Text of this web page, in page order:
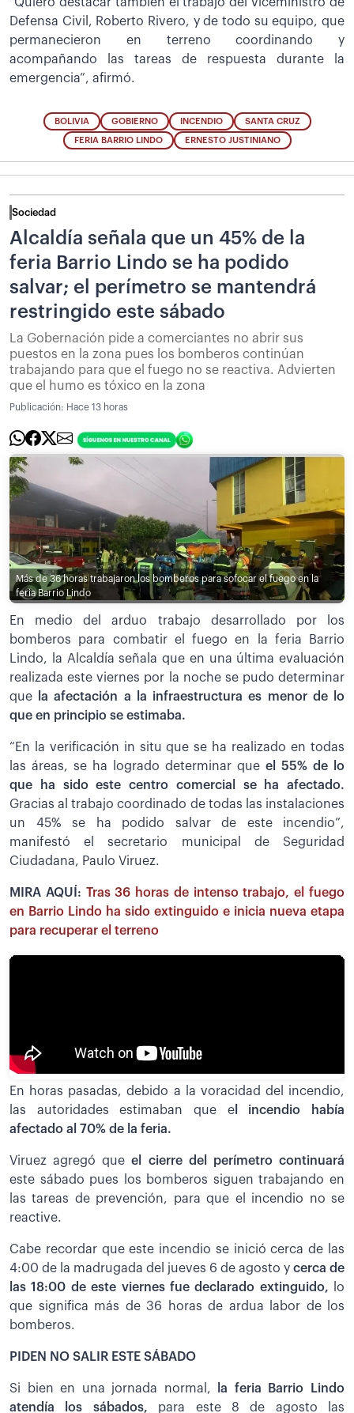
Defensa Civil, Roberto Rivero, y de todo su equipo, que
permanecieron en terreno coordinando y
acompañando las tareas de respuesta durante la
emergencia”, afirmó.
BOLIVIA GOBIERNO INCENDIO SANTA CRUZ
FERIA BARRIO LINDO ERNESTO JUSTINIANO
Sociedad
Alcaldía señala que un 45% de la
feria Barrio Lindo se ha podido
salvar; el perímetro se mantendrá
restringido este sábado
La Gobernación pide a comerciantes no abrir sus
puestos en la zona pues los bomberos continúan
trabajando para que el fuego no se reactiva. Advierten
que el humo es tóxico en la zona
Publicación: Hace 13 horas
Más de 36 horas trabajaron los bomberos para sofocar el fuego en la
feria Barrio Lindo
En medio del arduo trabajo desarrollado por los
bomberos para combatir el fuego en la feria Barrio
Lindo, la Alcaldía señala que en una última evaluación
realizada este viernes por la noche se pudo determinar
que
la afectación a la infraestructura es menor de lo
que en principio se estimaba.
“En la verificación in situ que se ha realizado en todas
las áreas, se ha logrado determinar que el 55% de lo
que ha sido este centro comercial se ha afectado.
Gracias al trabajo coordinado de todas las instalaciones
un 45% se ha podido salvar de este incendio”,
manifestó el secretario municipal de Seguridad
Ciudadana, Paulo Viruez.
MIRA AQUÍ: Tras 36 horas de intenso trabajo, el fuego
en Barrio Lindo ha sido extinguido e inicia nueva etapa
para recuperar el terreno
En horas pasadas, debido a la voracidad del incendio,
las autoridades estimaban que el incendio había
afectado al 70% de la feria.
Viruez agregó queel cierre del perímetro continuará
este sábado pues los bomberos siguen trabajando en
las tareas de prevención, para que el incendio no se
reactive.
Cabe recordar que este incendio se inició cerca de las
4:00 de la madrugada del jueves 6 de agosto y cerca de
las 18:00 de este viernes fue declarado extinguido,
lo
que significa más de 36 horas de ardua labor de los
bomberos.
PIDEN NO SALIR ESTE SÁBADO
Si bien en una jornada normal,
la feria Barrio Lindo
atendía los sábados, para este 8 de agosto las